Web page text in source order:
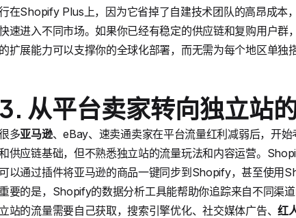
在Shopify Plus上，因为它省掉了自建技术团队的高昂成本
速进入不同市场。如果你已经有稳定的供应链和复购用户
的扩展能力可以支撑你的全球化部署，而无需为每个地区单独
3. 从平台卖家转向独立站
多亚马逊、eBay、速卖通卖家在平台流量红利减弱后，开
供应链基础，但不熟悉独立站的流量玩法和内容运营。
以通过插件将亚马逊的商品一键同步到Shopify，甚至使用
重要的是，Shopify的数据分析工具能帮助你追踪来自不同渠
立站的流量需要自己获取，搜索引擎优化、社交媒体广告、红